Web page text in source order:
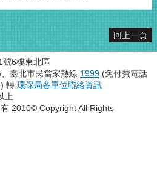
回上一頁
號6樓東北區
臺北市民當家熱線 1999 (免付費電話
轉 環保局各單位聯絡資訊
上
2010© Copyright All Rights